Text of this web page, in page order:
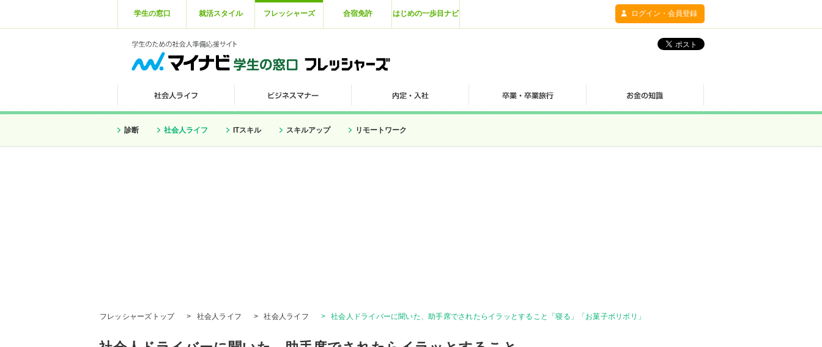
学生の窓口 就活スタイル フレッシャーズ 合宿免許 はじめの一歩目ナビ ログイン・会員登録
診断 社会人ライフ ITスキル スキルアップ リモートワーク
フレッシャーズトップ > 社会人ライフ > 社会人ライフ > 社会人ドライバーに聞いた、助手席でされたらイラッとすること「寝る」「お菓子ボリボリ」